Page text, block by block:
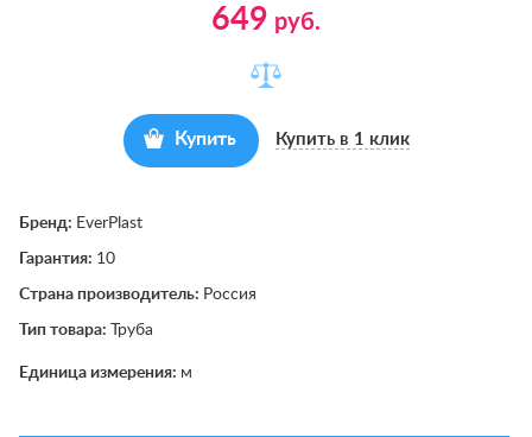
649 руб.
Купить Купить в 1 клик
Бренд: EverPlast
Гарантия: 10
Страна производитель: Россия
Тип товара: Труба
Единица измерения: м